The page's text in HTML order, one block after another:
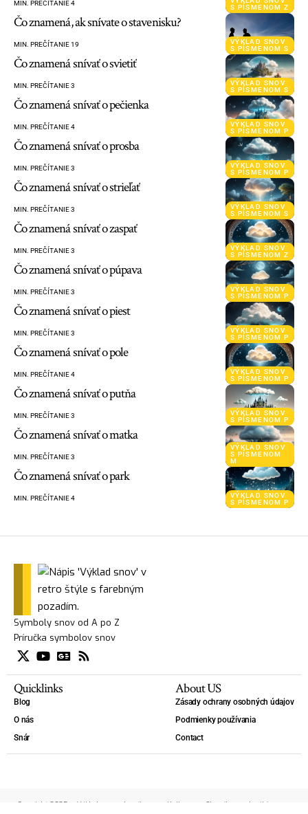
S PÍSMENOM Z
MIN. PREČÍTANIE 4
VÝKLAD SNOV
S PÍSMENOM S
Čo znamená, ak snívate o stavenisku?
MIN. PREČÍTANIE 19
VÝKLAD SNOV
S PÍSMENOM S
Čo znamená snívať o svietiť
MIN. PREČÍTANIE 3
VÝKLAD SNOV
S PÍSMENOM P
Čo znamená snívať o pečienka
MIN. PREČÍTANIE 4
VÝKLAD SNOV
S PÍSMENOM P
Čo znamená snívať o prosba
MIN. PREČÍTANIE 3
VÝKLAD SNOV
S PÍSMENOM S
Čo znamená snívať o strieľať
MIN. PREČÍTANIE 3
VÝKLAD SNOV
S PÍSMENOM Z
Čo znamená snívať o zaspať
MIN. PREČÍTANIE 3
VÝKLAD SNOV
S PÍSMENOM P
Čo znamená snívať o púpava
MIN. PREČÍTANIE 3
VÝKLAD SNOV
S PÍSMENOM P
Čo znamená snívať o piest
MIN. PREČÍTANIE 3
VÝKLAD SNOV
S PÍSMENOM P
Čo znamená snívať o pole
MIN. PREČÍTANIE 4
VÝKLAD SNOV
S PÍSMENOM P
Čo znamená snívať o putňa
MIN. PREČÍTANIE 3
VÝKLAD SNOV
S PÍSMENOM
M
Čo znamená snívať o matka
MIN. PREČÍTANIE 3
VÝKLAD SNOV
S PÍSMENOM P
Čo znamená snívať o park
MIN. PREČÍTANIE 4
Symboly snov od A po Z
Príručka symbolov snov
Quicklinks
Blog
O nás
Snár
About US
Zásady ochrany osobných údajov
Podmienky používania
Contact
Copyright 2025 — Výklad snov - slovník snov. - Kniha snov, Slovník snov, Lexikón snov